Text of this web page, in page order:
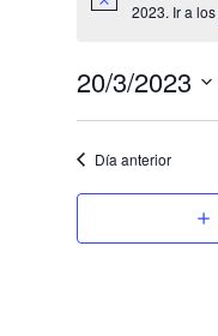
2023. Ir a
20/3/2023
Día anterior